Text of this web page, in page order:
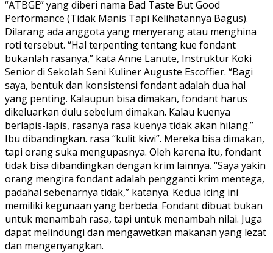
“ATBGE” yang diberi nama Bad Taste But Good
Performance (Tidak Manis Tapi Kelihatannya Bagus).
Dilarang ada anggota yang menyerang atau menghina
roti tersebut. “Hal terpenting tentang kue fondant
bukanlah rasanya,” kata Anne Lanute, Instruktur Koki
Senior di Sekolah Seni Kuliner Auguste Escoffier. “Bagi
saya, bentuk dan konsistensi fondant adalah dua hal
yang penting. Kalaupun bisa dimakan, fondant harus
dikeluarkan dulu sebelum dimakan. Kalau kuenya
berlapis-lapis, rasanya rasa kuenya tidak akan hilang.”
Ibu dibandingkan. rasa “kulit kiwi”. Mereka bisa dimakan,
tapi orang suka mengupasnya. Oleh karena itu, fondant
tidak bisa dibandingkan dengan krim lainnya. “Saya yakin
orang mengira fondant adalah pengganti krim mentega,
padahal sebenarnya tidak,” katanya. Kedua icing ini
memiliki kegunaan yang berbeda. Fondant dibuat bukan
untuk menambah rasa, tapi untuk menambah nilai. Juga
dapat melindungi dan mengawetkan makanan yang lezat
dan mengenyangkan.